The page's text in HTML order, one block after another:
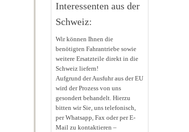
Interessenten aus der
Schweiz:
Wir können Ihnen die
benötigten Fahrantriebe sowie
weitere Ersatzteile direkt in die
Schweiz liefern!
Aufgrund der Ausfuhr aus der EU
wird der Prozess von uns
gesondert behandelt. Hierzu
bitten wir Sie, uns telefonisch,
per Whatsapp, Fax oder per E-
Mail zu kontaktieren –